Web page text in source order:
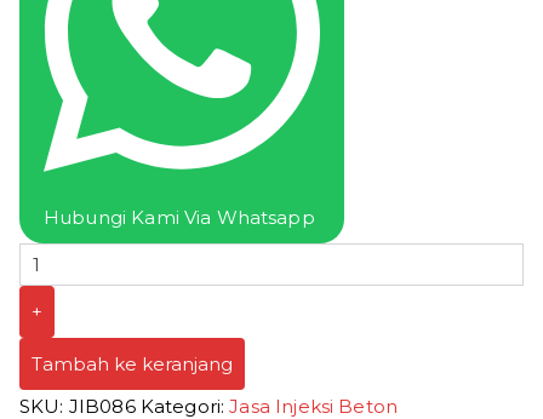
Hubungi Kami Via Whatsapp
+
Tambah ke keranjang
SKU: JIB086 Kategori:Jasa Injeksi Beton